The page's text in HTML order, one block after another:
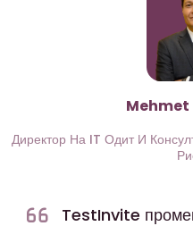
Директор На IT Одит И
TestInvite